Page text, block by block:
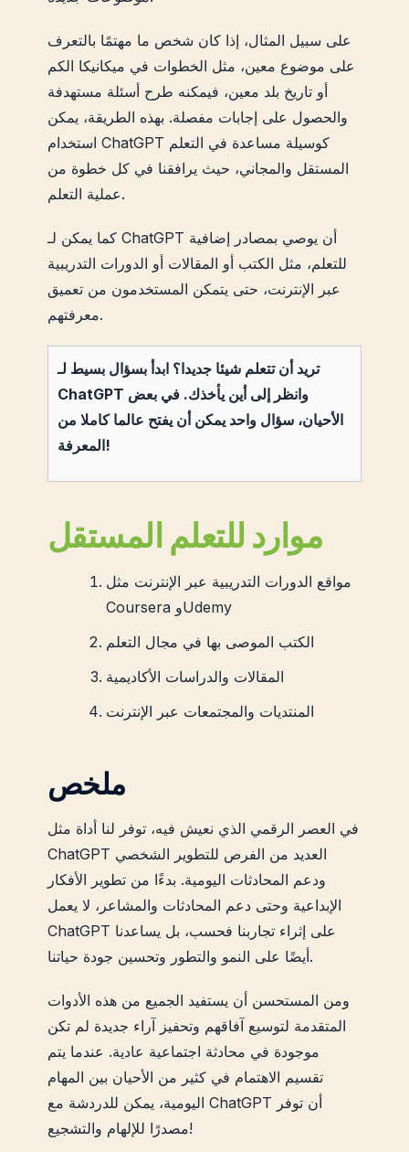
على سبيل المثال، إذا كان شخص ما مهتمًا بالتعرف
على موضوع معين، مثل الخطوات في ميكانيكا الكم
أو تاريخ بلد معين، فيمكنه طرح أسئلة مستهدفة
والحصول على إجابات مفصلة. بهذه الطريقة، يمكن
استخدام ChatGPT كوسيلة مساعدة في التعلم
المستقل والمجاني، حيث يرافقنا في كل خطوة من
عملية التعلم.
كما يمكن لـ ChatGPT أن يوصي بمصادر إضافية
للتعلم، مثل الكتب أو المقالات أو الدورات التدريبية
عبر الإنترنت، حتى يتمكن المستخدمون من تعميق
معرفتهم.
تريد أن تتعلم شيئا جديدا؟ ابدأ بسؤال بسيط لـ
ChatGPT وانظر إلى أين يأخذك. في بعض
الأحيان، سؤال واحد يمكن أن يفتح عالما كاملا من
المعرفة!
موارد للتعلم المستقل
مواقع الدورات التدريبية عبر الإنترنت مثل
Coursera وUdemy
الكتب الموصى بها في مجال التعلم
المقالات والدراسات الأكاديمية
المنتديات والمجتمعات عبر الإنترنت
ملخص
في العصر الرقمي الذي نعيش فيه، توفر لنا أداة مثل
ChatGPT العديد من الفرص للتطوير الشخصي
ودعم المحادثات اليومية. بدءًا من تطوير الأفكار
الإبداعية وحتى دعم المحادثات والمشاعر، لا يعمل
ChatGPT على إثراء تجاربنا فحسب، بل يساعدنا
أيضًا على النمو والتطور وتحسين جودة حياتنا.
ومن المستحسن أن يستفيد الجميع من هذه الأدوات
المتقدمة لتوسيع آفاقهم وتحفيز آراء جديدة لم تكن
موجودة في محادثة اجتماعية عادية. عندما يتم
تقسيم الاهتمام في كثير من الأحيان بين المهام
اليومية، يمكن للدردشة مع ChatGPT أن توفر
مصدرًا للإلهام والتشجيع!